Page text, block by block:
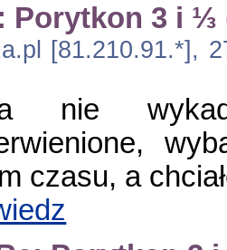
Porytkon 3 i ⅓
[81.210.91.*],
nie
czasu, a